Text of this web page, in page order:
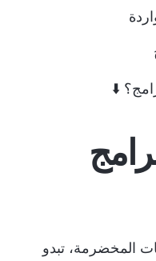
⬇️
المخضرمة، تبدو